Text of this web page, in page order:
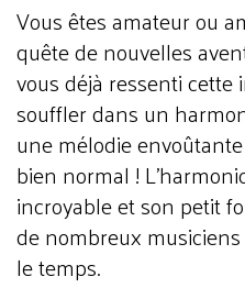
Vous êtes amateur ou
quête de nouvelles
vous déjà ressenti
souffler dans un
une mélodie
bien normal !
incroyable et son petit
de nombreux
le temps.